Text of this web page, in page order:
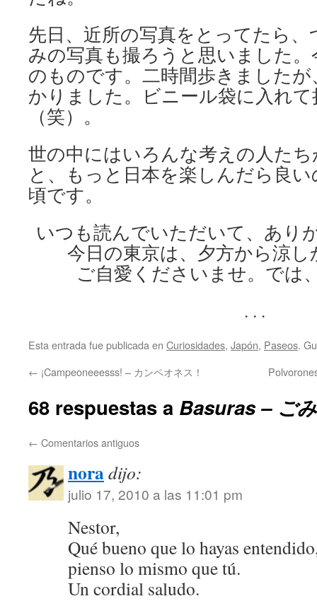
先日、近所の写真をとってたら
みの写真も撮ろうと思いました
のものです。二時間歩きました
かりました。ビニール袋に入れ
（笑）。
世の中にはいろんな考えの人た
と、もっと日本を楽しんだら良
頃です。
いつも読んでいただいて、あり
今日の東京は、夕方から涼
ご自愛くださいませ。で
. . .
Esta entrada fue publicada en Curiosidades, Japón, Paseos.
← ¡Campeoneeesss! – カンペオネス！
68 respuestas a Basuras – ご
← Comentarios antiguos
noradijo:
julio 17, 2010 a las 11:01 pm
Nestor,
Qué bueno que lo hayas
pienso lo mismo que tú.
Un cordial saludo.